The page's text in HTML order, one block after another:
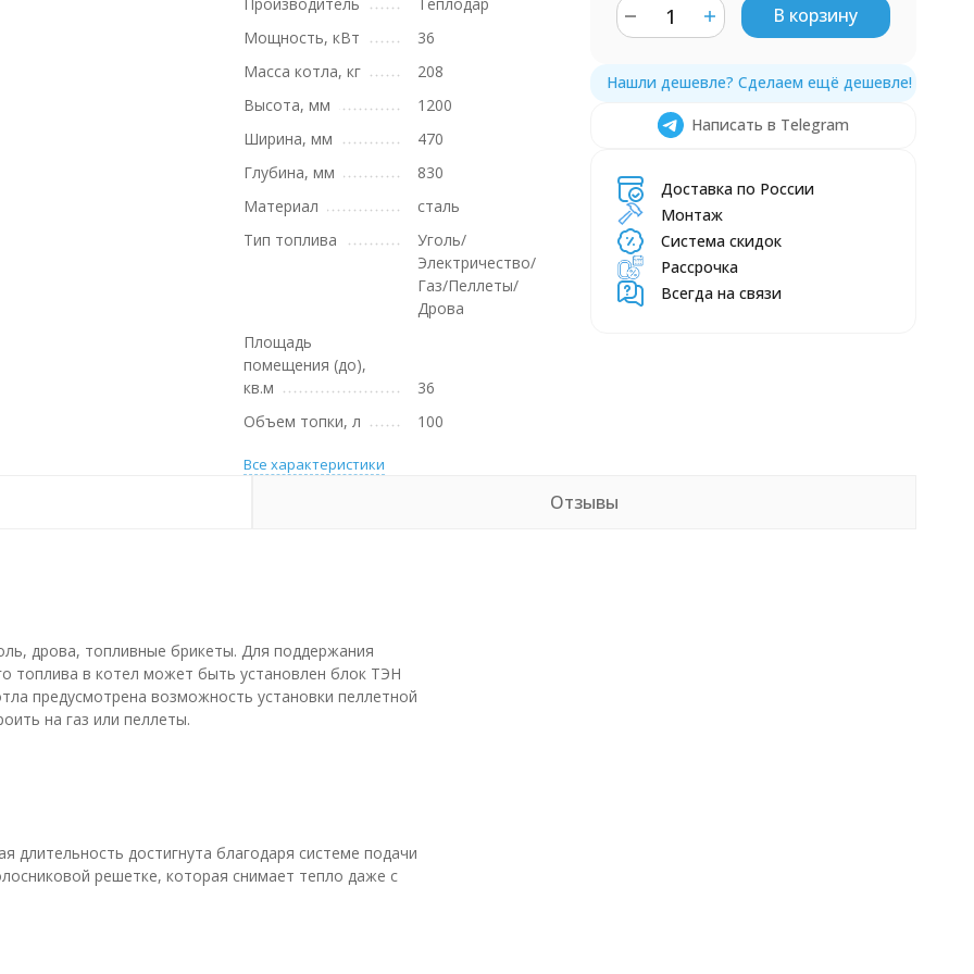
Мощность, кВт
36
Масса котла, кг
208
Высота, мм
1200
Ширина, мм
470
Глубина, мм
830
Материал
сталь
Тип топлива
Уголь/
Электричество/
Газ/Пеллеты/
Дрова
Площадь
помещения (до),
кв.м
36
Объем топки, л
100
Все характеристики
В корзину
Написать в Telegram
Доставка по России
Монтаж
Система скидок
Рассрочка
Всегда на связи
Отзывы
дрова, топливные брикеты. Для поддержания
топлива в котел может быть установлен блок ТЭН
предусмотрена возможность установки пеллетной
на газ или пеллеты.
длительность достигнута благодаря системе подачи
решетке, которая снимает тепло даже с